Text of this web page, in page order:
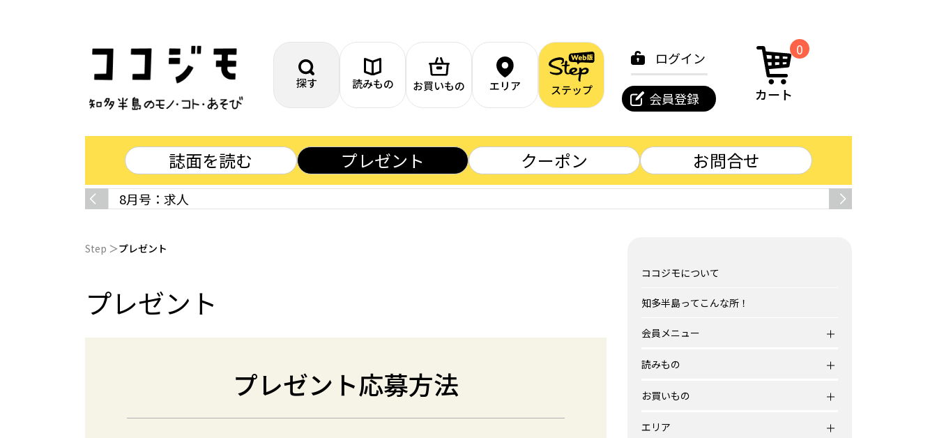
ログイン
会員登録
0
カート
探す 読みもの お買いもの エリア ステップ
誌面を読む プレゼント クーポン お問合せ
8月号：求人
Step プレゼント
プレゼント
プレゼント応募方法
ココジモについて
知多半島ってこんな所！
会員メニュー
読みもの
お買いもの
エリア